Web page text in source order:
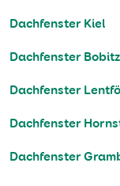
Dachfenster Kiel
Dachfenster Bobitz
Dachfenster
Dachfenster
Dachfenster